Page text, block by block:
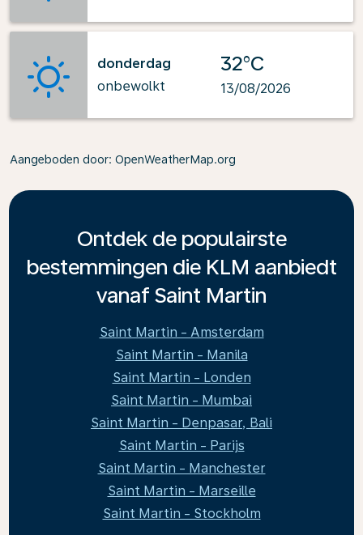
donderdag
onbewolkt
32°C
13/08/2026
Aangeboden door: OpenWeatherMap.org
Ontdek de populairste
bestemmingen die KLM aanbiedt
vanaf Saint Martin
Saint Martin - Amsterdam
Saint Martin - Manila
Saint Martin - Londen
Saint Martin - Mumbai
Saint Martin - Denpasar, Bali
Saint Martin - Parijs
Saint Martin - Manchester
Saint Martin - Marseille
Saint Martin - Stockholm